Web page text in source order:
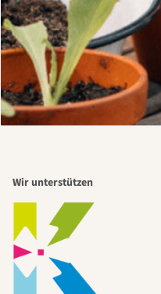
Wir unterstützen